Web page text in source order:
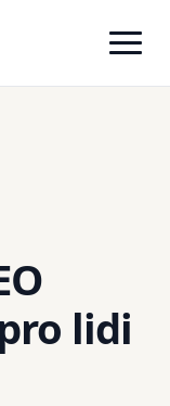
lidi